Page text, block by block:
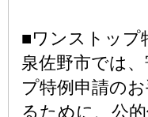
■ワンストップ
泉佐野市では
プ特例申請の
るために、公